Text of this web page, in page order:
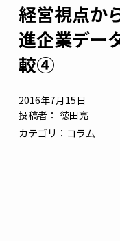
2016年7月15日
投稿者：
コラム
カテゴリ：
徳田亮
経営視点か
進企業デー
較④